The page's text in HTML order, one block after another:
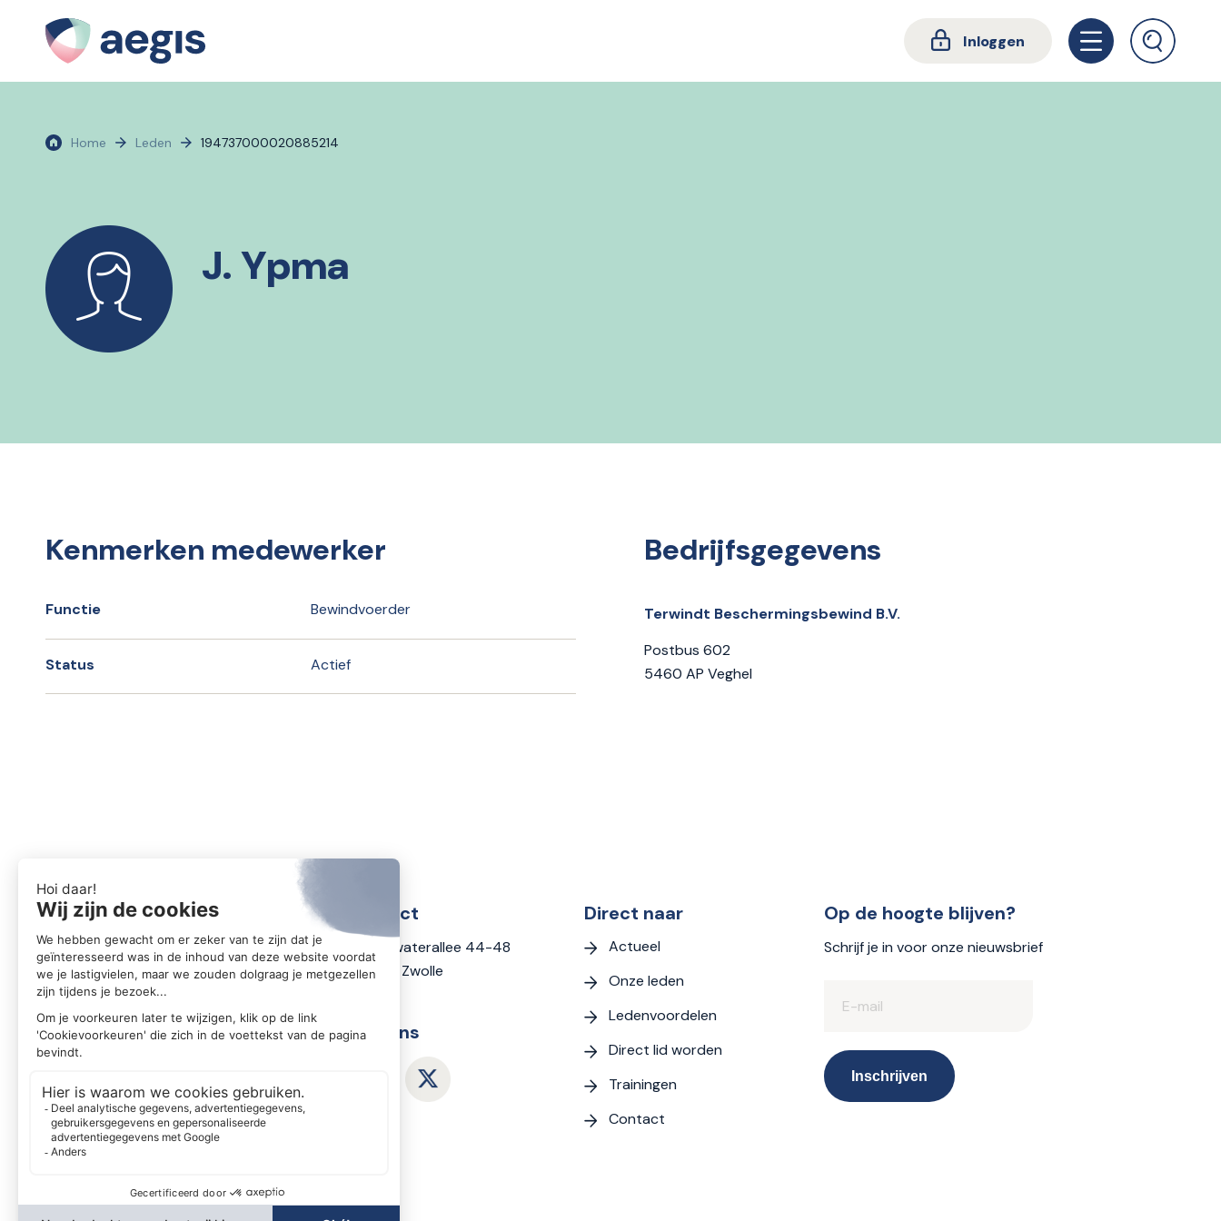
Inloggen
Home Leden 194737000020885214
J. Ypma
Kenmerken medewerker
Functie Bewindvoerder
Status Actief
Bedrijfsgegevens
Terwindt Beschermingsbewind B.V.
Postbus 602
5460 AP Veghel
Contact
Zwartewaterallee 44-48
8031 DX Zwolle
Volg ons
Direct naar
Actueel
Onze leden
Ledenvoordelen
Direct lid worden
Trainingen
Contact
Op de hoogte blijven?
Schrijf je in voor onze nieuwsbrief